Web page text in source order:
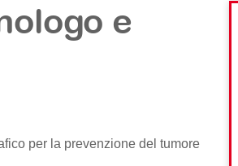
e
per la prevenzione del tumore